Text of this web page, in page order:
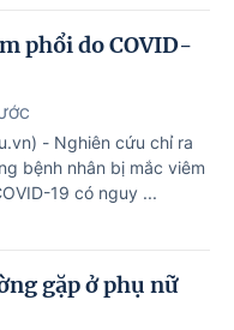
phổi do COVID-
- Nghiên cứu chỉ ra
bệnh nhân bị mắc viêm
19 có nguy ...
gặp ở phụ nữ